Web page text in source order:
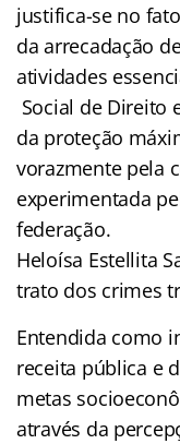
justifica-se no
da arrecadação
atividades
Social de Direito
da proteção
vorazmente pela
experimentada
federação.
Heloísa Estellita
trato dos crimes
Entendida como
receita pública e
metas
através da